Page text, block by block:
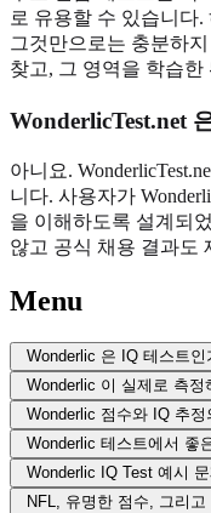
로 유용할 수 있습니다
그것만으로는 충분하
찾고, 그 영역을 학습
WonderlicTest.net
아니요.
니다. 사용자가
을 이해하도록 설계되
않고 공식 채용 결과도
Menu
Wonderlic 은 IQ 테스트인
Wonderlic 이 실제로 측정
Wonderlic 점수와 IQ 추정
Wonderlic 테스트에서 좋
Wonderlic IQ Test 예시
NFL, 유명한 점수, 그리